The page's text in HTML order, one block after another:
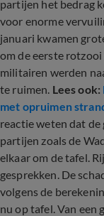
partijen het bedrag
voor enorme
januari kwamen
om de eerste
militairen werden
te ruimen. Lees ook:
met opruimen
reactie weten dat de
partijen zoals de
elkaar om de tafel.
gesprekken. De
volgens de
nu op tafel. Van een